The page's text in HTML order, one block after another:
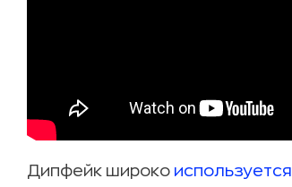
Дипфейк широко используется